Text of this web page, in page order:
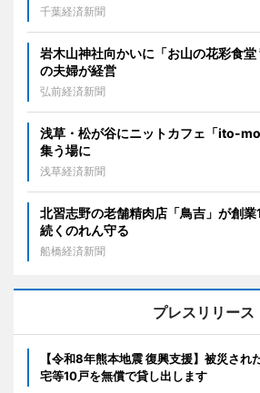
千葉経済新聞
岩木山神社向かいに「お山の花彩食
の夫婦が経営
弘前経済新聞
浅草・松が谷にニットカフェ「ito-
集う場に
浅草経済新聞
北習志野の老舗精肉店「鳥吉」が創
続くのれん守る
船橋経済新聞
プレスリリース
【令和8年熊本地震 復興支援】被災され
宅等10戸を無償で貸し出します